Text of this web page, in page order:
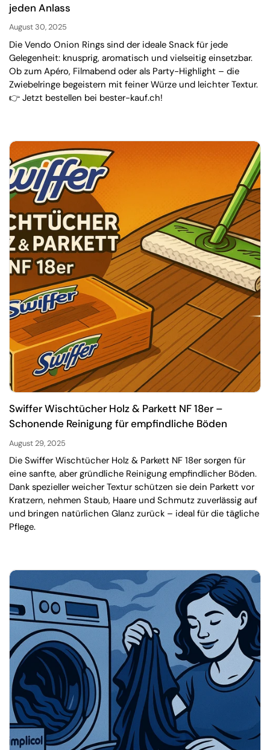
jeden Anlass
August 30, 2025
Die Vendo Onion Rings sind der ideale Snack für jede
Gelegenheit: knusprig, aromatisch und vielseitig einsetzbar.
Ob zum Apéro, Filmabend oder als Party-Highlight – die
Zwiebelringe begeistern mit feiner Würze und leichter Textur.
👉 Jetzt bestellen bei bester-kauf.ch!
Swiffer Wischtücher Holz & Parkett NF 18er –
Schonende Reinigung für empfindliche Böden
August 29, 2025
Die Swiffer Wischtücher Holz & Parkett NF 18er sorgen für
eine sanfte, aber gründliche Reinigung empfindlicher Böden.
Dank spezieller weicher Textur schützen sie dein Parkett vor
Kratzern, nehmen Staub, Haare und Schmutz zuverlässig auf
und bringen natürlichen Glanz zurück – ideal für die tägliche
Pflege.